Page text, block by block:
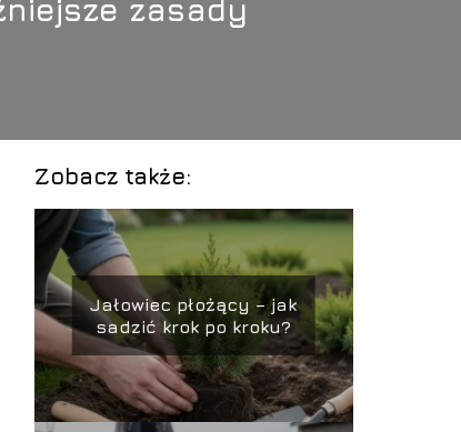
zasady
Zobacz także:
Jałowiec płożący – jak
sadzić krok po kroku?